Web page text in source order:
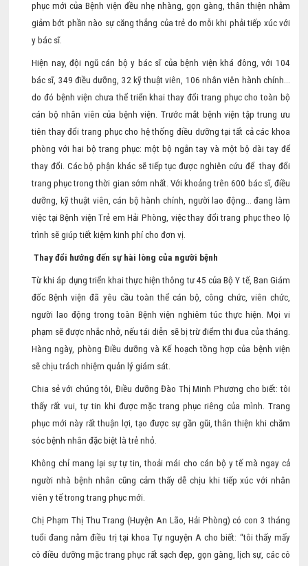
phục mới của Bệnh viện đều nhẹ nhàng, gọn gàng, thân thiện nhằm
giảm bớt phần nào sự căng thẳng của trẻ do mỗi khi phải tiếp xúc với
y bác sĩ.
Hiện nay, đội ngũ cán bộ y bác sĩ của bệnh viện khá đông, với 104
bác sĩ, 349 điều dưỡng, 32 kỹ thuật viên, 106 nhân viên hành chính…
do đó bệnh viện chưa thể triển khai thay đổi trang phục cho toàn bộ
cán bộ nhân viên của bệnh viện. Trước mắt bệnh viện tập trung ưu
tiên thay đổi trang phục cho hệ thống điều dưỡng tại tất cả các khoa
phòng với hai bộ trang phục: một bộ ngắn tay và một bộ dài tay để
thay đổi. Các bộ phận khác sẽ tiếp tục được nghiên cứu để thay đổi
trang phục trong thời gian sớm nhất. Với khoảng trên 600 bác sĩ, điều
dưỡng, kỹ thuật viên, cán bộ hành chính, người lao động… đang làm
việc tại Bệnh viện Trẻ em Hải Phòng, việc thay đổi trang phục theo lộ
trình sẽ giúp tiết kiệm kinh phí cho đơn vị.
Thay đổi hướng đến sự hài lòng của người bệnh
Từ khi áp dụng triển khai thực hiện thông tư 45 của Bộ Y tế, Ban Giám
đốc Bệnh viện đã yêu cầu toàn thể cán bộ, công chức, viên chức,
người lao động trong toàn Bệnh viện nghiêm túc thực hiện. Mọi vi
phạm sẽ được nhắc nhở, nếu tái diễn sẽ bị trừ điểm thi đua của tháng.
Hàng ngày, phòng Điều dưỡng và Kế hoạch tồng hợp của bệnh viện
sẽ chịu trách nhiệm quản lý giám sát.
Chia sẻ với chúng tôi, Điều dưỡng Đào Thị Minh Phương cho biết: tôi
thấy rất vui, tự tin khi được mặc trang phục riêng của mình. Trang
phục mới này rất thuận lợi, tạo được sự gần gũi, thân thiện khi chăm
sóc bệnh nhân đặc biệt là trẻ nhỏ.
Không chỉ mang lại sự tự tin, thoải mái cho cán bộ y tế mà ngay cả
người nhà bệnh nhân cũng cảm thấy dễ chịu khi tiếp xúc với nhân
viên y tế trong trang phục mới.
Chị Phạm Thị Thu Trang (Huyện An Lão, Hải Phòng) có con 3 tháng
tuổi đang nằm điều trị tại khoa Tự nguyện A cho biết: “tôi thấy mấy
cô điều dưỡng mặc trang phục rất sạch đẹp, gọn gàng, lịch sự, các cô